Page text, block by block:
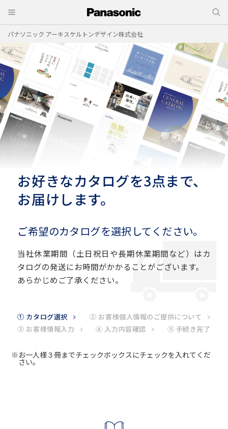
パナソニック アーキスケルトンデザイン株式会社
お好きなカタログを3点まで、
お届けします。
ご希望のカタログを選択してください。
当社休業期間（土日祝日や長期休業期間など）はカ
タログの発送にお時間がかかることがございます。
あらかじめご了承ください。
① カタログ選択
② お客様個人情報のご提供について
③ お客様情報入力
④ 入力内容確認 ⑤ 手続き完了
※お一人様３冊までチェックボックスにチェックを入れてくだ
さい。